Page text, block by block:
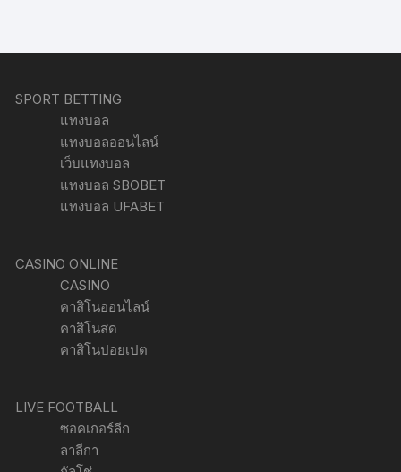
SPORT BETTING
แทงบอล
แทงบอลออนไลน์
เว็บแทงบอล
แทงบอล SBOBET
แทงบอล UFABET
CASINO ONLINE
CASINO
คาสิโนออนไลน์
คาสิโนสด
คาสิโนปอยเปต
LIVE FOOTBALL
ซอคเกอร์ลีก
ลาลีกา